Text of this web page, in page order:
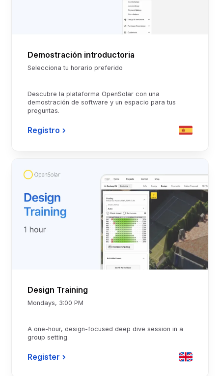
Demostración introductoria
Selecciona tu horario preferido
Descubre la plataforma OpenSolar con una
demostración de software y un espacio para tus
preguntas.
Registro
Design Training
Mondays, 3:00 PM
A one-hour, design-focused deep dive session in a
group setting.
Register